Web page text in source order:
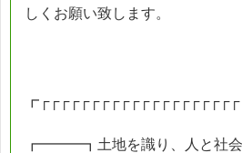
しくお願い致します。
┏━━━┓土地を識り、人と社